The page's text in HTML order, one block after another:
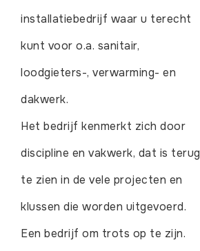
installatiebedrijf waar u terecht
kunt voor o.a. sanitair,
loodgieters-, verwarming- en
dakwerk.
Het bedrijf kenmerkt zich door
discipline en vakwerk, dat is terug
te zien in de vele projecten en
klussen die worden uitgevoerd.
Een bedrijf om trots op te zijn.